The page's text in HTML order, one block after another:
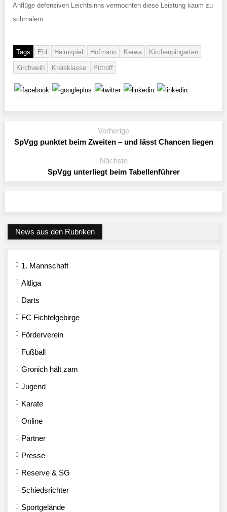
Anflüge defensiven Leichtsinns vermochten diese Leistung kaum zu
schmälern.
Tags Ehl Heimspiel Hofmann Kerwa Kirchenpingarten
Kirchweih Kreisklasse Pittroff
Vorherige
SpVgg punktet beim Zweiten – und lässt Chancen liegen
Nächste
SpVgg unterliegt beim Tabellenführer
News aus den Rubriken
1. Mannschaft
Altliga
Darts
FC Fichtelgebirge
Förderverein
Fußball
Gronich hält zam
Jugend
Karate
Online
Partner
Presse
Reserve & SG
Schiedsrichter
Sportgelände